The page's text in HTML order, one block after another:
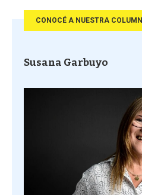
CONOCÉ A NUESTRA
Susana Garbuyo